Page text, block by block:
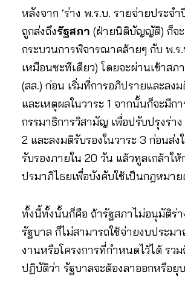
หลังจาก ‘ร่าง พ.ร.บ. รายจ่ายประจ
ถูกส่งถึงรัฐสภา (ฝ่ายนิติบัญญัติ) ก็จ
กระบวนการพิจารณาคล้ายๆ กับ พ.ร
เหมือนซะทีเดียว) โดยจะผ่านเข้าส
(สส.) ก่อน เริ่มที่การอภิปรายและลง
และเหตุผลในวาระ 1 จากนั้นก็จะมีกา
กรรมาธิการวิสามัญ เพื่อปรับปรุงร่าง
2 และลงมติรับรองในวาระ 3 ก่อนส่ง
รับรองภายใน 20 วัน แล้วทูลเกล้าใ
ปรมาภิไธยเพื่อบังคับใช้เป็นกฎหมาย
ทั้งนี้ทั้งนั้นก็คือ ถ้ารัฐสภาไม่อนุมัติร่า
รัฐบาล ก็ไม่สามารถใช้จ่ายงบประม
งานหรือโครงการที่กำหนดไว้ได้ รว
ปฏิบัติว่า รัฐบาลจะต้องลาออกหรือยุ